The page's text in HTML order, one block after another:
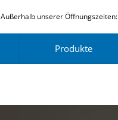
Außerhalb unserer Öffnungszeiten:
Produkte